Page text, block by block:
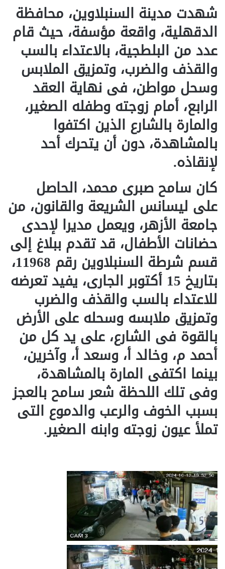
شهدت مدينة السنبلاوين، محافظة
الدقهلية، واقعة مؤسفة، حيث قام
عدد من البلطجية، بالاعتداء بالسب
والقذف والضرب، وتمزيق الملابس
وسحل مواطن، فى نهاية العقد
الرابع، أمام زوجته وطفله الصغير،
والمارة بالشارع الذين اكتفوا
بالمشاهدة، دون أن يتحرك أحد
لإنقاذه.
كان سامح صبرى محمد، الحاصل
على ليسانس الشريعة والقانون، من
جامعة الأزهر، ويعمل مديرا لإحدى
حضانات الأطفال، قد تقدم ببلاغ إلى
قسم شرطة السنبلاوين رقم 11968،
بتاريخ 15 أكتوبر الجارى، يفيد تعرضه
للاعتداء بالسب والقذف والضرب
وتمزيق ملابسه وسحله على الأرض
بالقوة فى الشارع، على يد كل من
أحمد م، وخالد أ، وسعد أ، وآخرين،
بينما اكتفى المارة بالمشاهدة،
وفى تلك اللحظة شعر سامح بالعجز
بسبب الخوف والرعب والدموع التى
تملأ عيون زوجته وابنه الصغير.